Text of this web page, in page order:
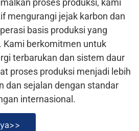
proses produksi, kami
mengurangi jejak karbon dan
basis produksi yang
Kami berkomitmen untuk
terbarukan dan sistem daur
proses produksi menjadi lebih
dan sejalan dengan standar
internasional.